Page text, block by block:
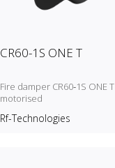
CR60-1S ONE T
Fire damper CR60‑1S ONE T
motorised
Rf-Technologies